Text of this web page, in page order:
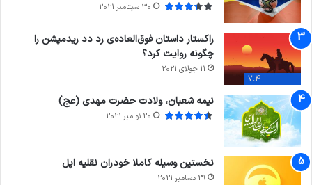
30 سپتامبر 2021
7.4
راکستار داستان فوق‌العاده‌ی رد دد ریدمپشن را
چگونه روایت کرد؟
11 جولای 2021
نیمه شعبان، ولادت حضرت مهدی (عج)
20 نوامبر 2021
نخستین وسیله کاملا خودران نقلیه اپل
29 دسامبر 2021